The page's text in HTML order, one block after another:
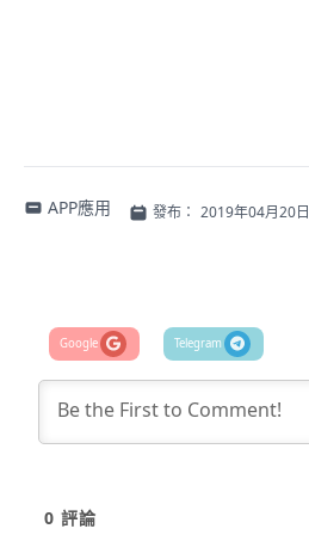
APP應用 發布： 2019年04月20日
0 評論